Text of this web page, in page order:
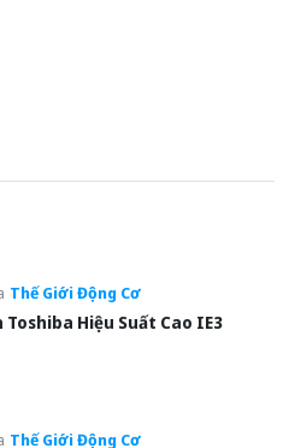
Thế Giới Động Cơ
Hiệu Suất Cao IE3
Thế Giới Động Cơ